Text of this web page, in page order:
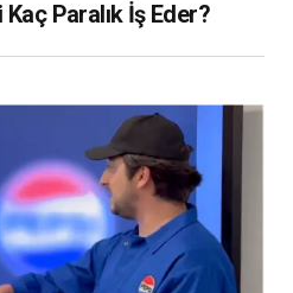
Paralık İş Eder?